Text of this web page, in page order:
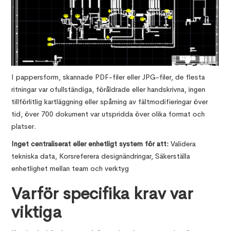
I pappersform, skannade PDF-filer eller JPG-filer, de flesta
ritningar var ofullständiga, föråldrade eller handskrivna, ingen
tillförlitlig kartläggning eller spårning av fältmodifieringar över
tid, över 700 dokument var utspridda över olika format och
platser.
Inget centraliserat eller enhetligt system för att: Validera
tekniska data, Korsreferera designändringar, Säkerställa
enhetlighet mellan team och verktyg
Varför specifika krav var
viktiga